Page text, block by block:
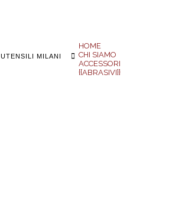
UTENSILI MILANI Search
HOME
CHI SIAMO
ACCESSORI
{{ABRASIVI}}